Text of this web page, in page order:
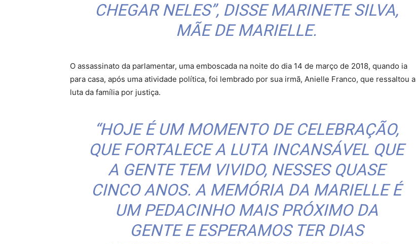
CHEGAR NELES”, DISSE MARINETE SILVA,
MÃE DE MARIELLE.
O assassinato da parlamentar, uma emboscada na noite do dia 14 de março de 2018, quando ia
para casa, após uma atividade política, foi lembrado por sua irmã, Anielle Franco, que ressaltou a
luta da família por justiça.
“HOJE É UM MOMENTO DE CELEBRAÇÃO,
QUE FORTALECE A LUTA INCANSÁVEL QUE
A GENTE TEM VIVIDO, NESSES QUASE
CINCO ANOS. A MEMÓRIA DA MARIELLE É
UM PEDACINHO MAIS PRÓXIMO DA
GENTE E ESPERAMOS TER DIAS